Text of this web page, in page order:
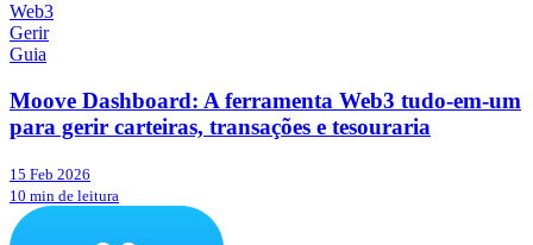
Web3
Gerir
Guia
Moove Dashboard: A ferramenta Web3 tudo-em-um
para gerir carteiras, transações e tesouraria
15 Feb 2026
10 min de leitura